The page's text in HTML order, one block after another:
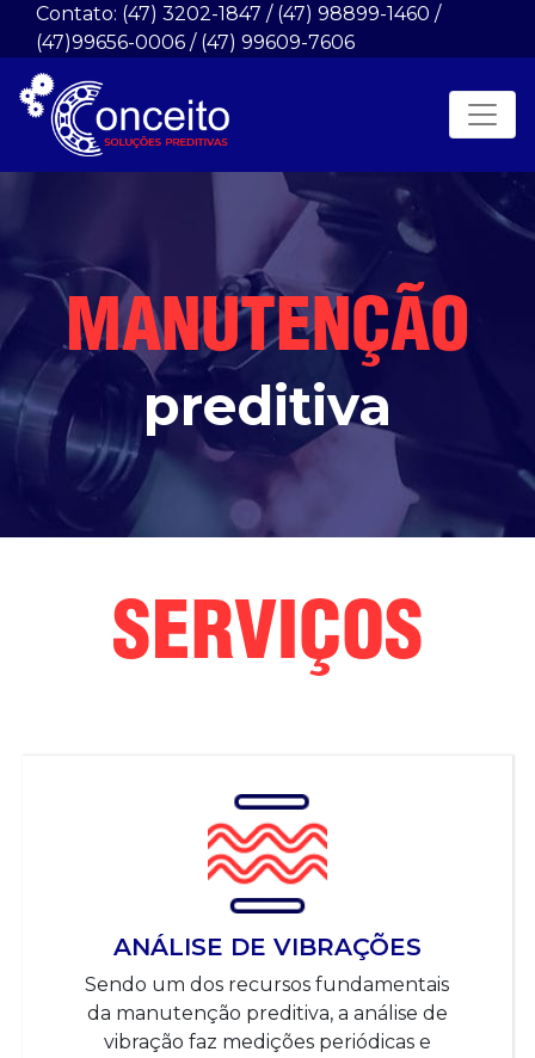
Contato: (47) 3202-1847 / (47) 98899-1460 /
(47)99656-0006 / (47) 99609-7606
MANUTENÇÃO
preditiva
SERVIÇOS
ANÁLISE DE VIBRAÇÕES
Sendo um dos recursos fundamentais
da manutenção preditiva, a análise de
vibração faz medições periódicas e